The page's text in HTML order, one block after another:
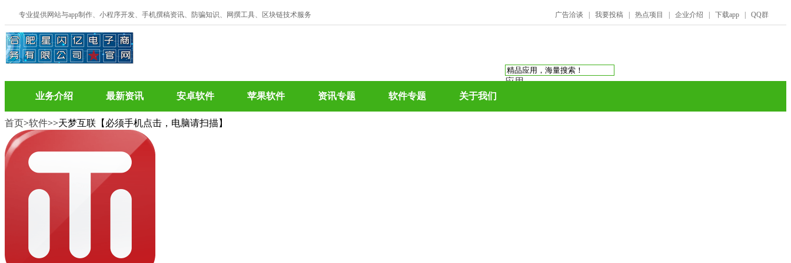
专业提供网站与app制作、小程序开发、手机撰稿资讯、防骗知识、网撰工具、区块链技术服务 广告洽谈 我要投稿 热点项目 企业介绍 下载app QQ群
应用
业务介绍 最新资讯 安卓软件 苹果软件 资讯专题 软件专题 关于我们
首页>软件>>天梦互联【必须手机点击，电脑请扫描】